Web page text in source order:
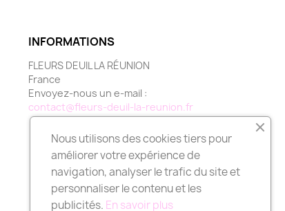
INFORMATIONS
FLEURS DEUIL LA RÉUNION
France
Envoyez-nous un e-mail :
contact@fleurs-deuil-la-reunion.fr
Nous utilisons des cookies tiers pour
améliorer votre expérience de
navigation, analyser le trafic du site et
personnaliser le contenu et les
publicités. En savoir plus